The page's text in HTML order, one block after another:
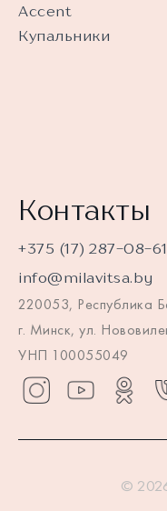
Accent
Купальники
Контакты
+375 (17) 287-08-61
info@milavitsa.by
220053, Республика
г. Минск, ул.
УНП 100055049
©